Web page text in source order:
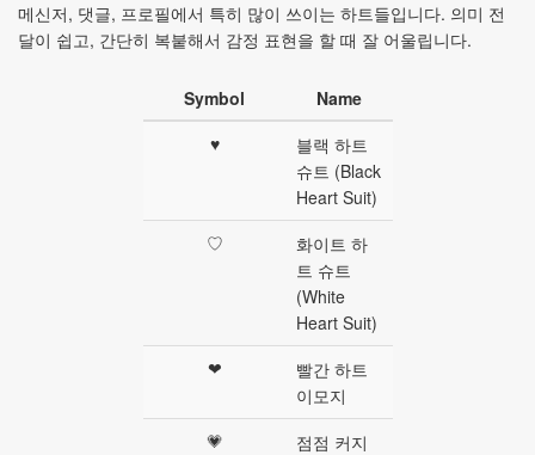
메신저, 댓글, 프로필에서 특히 많이 쓰이는 하트들입니다. 의미 전
달이 쉽고, 간단히 복붙해서 감정 표현을 할 때 잘 어울립니다.
Symbol
Name
♥
블랙 하트
슈트 (Black
Heart Suit)
♡
화이트 하
트 슈트
(White
Heart Suit)
❤
빨간 하트
이모지
💗
점점 커지